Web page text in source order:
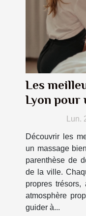
Les
Lyon pour
être
Lun.
Découvrir les
un massage
parenthèse de
de la ville.
propres
atmosphère
guider à...